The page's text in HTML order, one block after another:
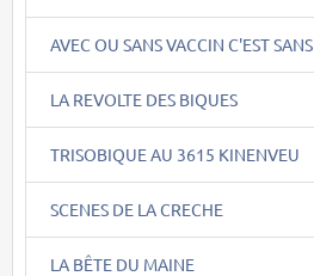
AVEC OU SANS VACCIN C'EST SANS
LA REVOLTE DES BIQUES
TRISOBIQUE AU 3615 KINENVEU
SCENES DE LA CRECHE
LA BÊTE DU MAINE